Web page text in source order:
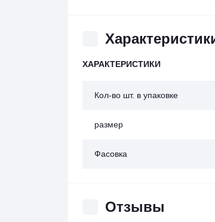
ХАРАКТЕРИСТИКИ
Кол-во шт. в упаковке
размер
Фасовка
Отзывы